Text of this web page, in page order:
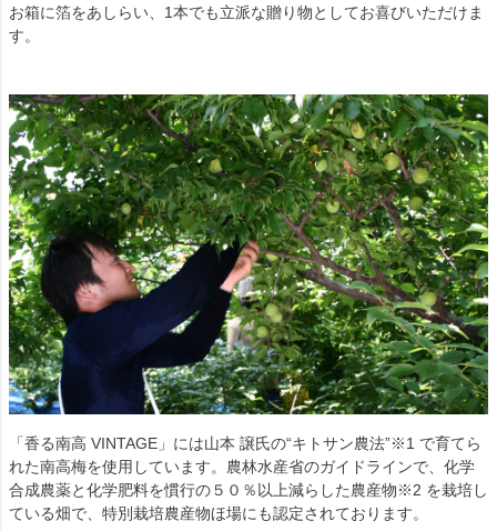
お箱に箔をあしらい、1本でも立派な贈り物としてお喜びいただけま
す。
「香る南高 VINTAGE」には山本 譲氏の“キトサン農法”※1 で育てら
れた南高梅を使用しています。農林水産省のガイドラインで、化学
合成農薬と化学肥料を慣行の５０％以上減らした農産物※2 を栽培し
ている畑で、特別栽培農産物ほ場にも認定されております。